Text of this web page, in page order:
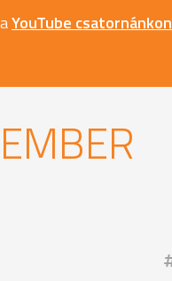
YouTube csatornánkon